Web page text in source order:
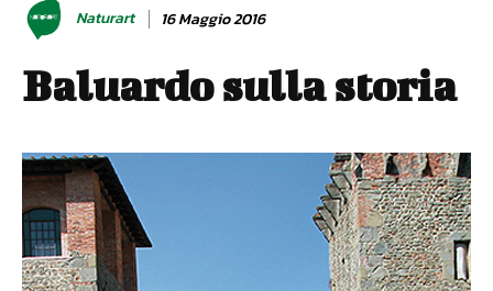
Naturart 16 Maggio 2016
Baluardo sulla storia